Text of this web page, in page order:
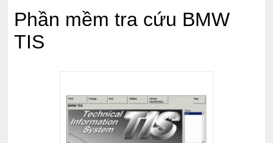
Phần mềm tra cứu BMW
TIS